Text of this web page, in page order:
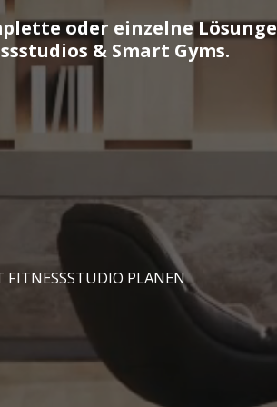
oder einzelne
& Smart Gyms.
FITNESSSTUDIO PLANEN